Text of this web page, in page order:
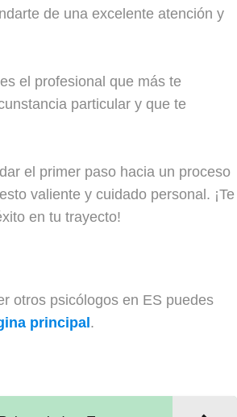
de una excelente atención y
el profesional que más te
particular y que te
el primer paso hacia un proceso
valiente y cuidado personal. ¡Te
en tu trayecto!
otros psicólogos en ES puedes
principal.